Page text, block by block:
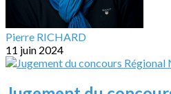
Pierre RICHARD
11 juin 2024